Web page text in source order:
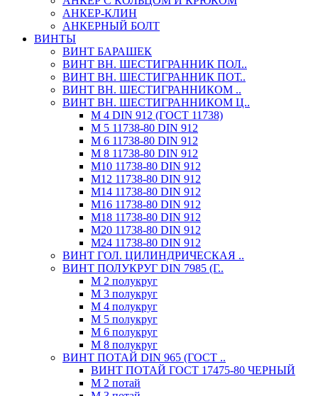
АНКЕР-КЛИН
АНКЕРНЫЙ БОЛТ
ВИНТЫ
ВИНТ БАРАШЕК
ВИНТ ВН. ШЕСТИГРАННИК ПОЛ..
ВИНТ ВН. ШЕСТИГРАННИК ПОТ..
ВИНТ ВН. ШЕСТИГРАННИКОМ ..
ВИНТ ВН. ШЕСТИГРАННИКОМ Ц..
М 4 DIN 912 (ГОСТ 11738)
М 5 11738-80 DIN 912
М 6 11738-80 DIN 912
М 8 11738-80 DIN 912
М10 11738-80 DIN 912
М12 11738-80 DIN 912
М14 11738-80 DIN 912
М16 11738-80 DIN 912
М18 11738-80 DIN 912
М20 11738-80 DIN 912
М24 11738-80 DIN 912
ВИНТ ГОЛ. ЦИЛИНДРИЧЕСКАЯ ..
ВИНТ ПОЛУКРУГ DIN 7985 (Г..
М 2 полукруг
М 3 полукруг
М 4 полукруг
М 5 полукруг
М 6 полукруг
М 8 полукруг
ВИНТ ПОТАЙ DIN 965 (ГОСТ ..
ВИНТ ПОТАЙ ГОСТ 17475-80 ЧЕРНЫЙ
М 2 потай